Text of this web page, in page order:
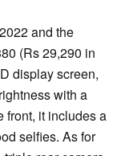
and the
(Rs 29,290 in
display screen,
with a
front, it includes a
selfies. As for